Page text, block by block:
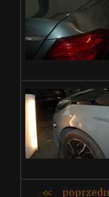
<<